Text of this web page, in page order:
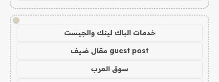
!
خدمات الباك لينك والجيست
guest post مقال ضيف
سوق العرب